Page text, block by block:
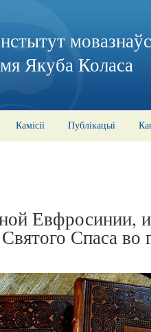
Якуба Коласа
Камісіі Публікацыі
Евфросинии,
Спаса во